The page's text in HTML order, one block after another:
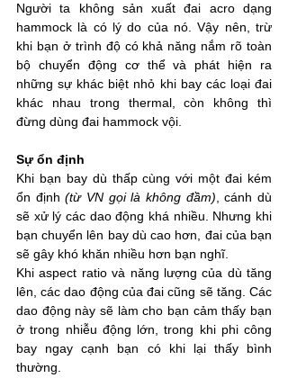
Người ta không sản xuất đai acro dạng
hammock là có lý do của nó. Vậy nên, trừ
khi bạn ở trình độ có khả năng nắm rõ toàn
bộ chuyển động cơ thể và phát hiện ra
những sự khác biệt nhỏ khi bay các loại đai
khác nhau trong thermal, còn không thì
đừng dùng đai hammock vội.
Sự ổn định
Khi bạn bay dù thấp cùng với một đai kém
ổn định (từ VN gọi là không đầm), cánh dù
sẽ xử lý các dao động khá nhiều. Nhưng khi
bạn chuyển lên bay dù cao hơn, đai của bạn
sẽ gây khó khăn nhiều hơn bạn nghĩ.
Khi aspect ratio và năng lượng của dù tăng
lên, các dao động của đai cũng sẽ tăng. Các
dao động này sẽ làm cho bạn cảm thấy bạn
ở trong nhiễu động lớn, trong khi phi công
bay ngay cạnh bạn có khi lại thấy bình
thường.